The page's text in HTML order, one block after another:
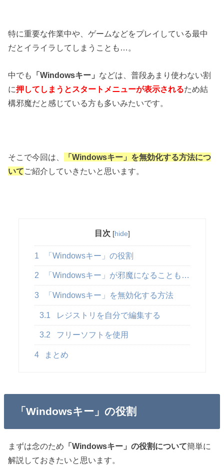
特に重要な作業中や、ゲームなどをプレイしている最中
だとイライラしてしまうことも…。
中でも 「Windowsキー」 などは、普段あまり使わない割
に押してしまうとスタートメニューが表示されるため結
構邪魔だと感じている方も多いみたいです。
そこで今回は、
「Windowsキー」を無効化する方法につ
いてご紹介していきたいと思います。
目次 [hide]
1 「Windowsキー」の役割
2 「Windowsキー」が邪魔になることも…
3 「Windowsキー」を無効化する方法
3.1 レジストリを自分で編集する
3.2 フリーソフトを使用
4 まとめ
「Windowsキー」の役割
まずは念のため 「Windowsキー」の役割について簡単に
解説しておきたいと思います。